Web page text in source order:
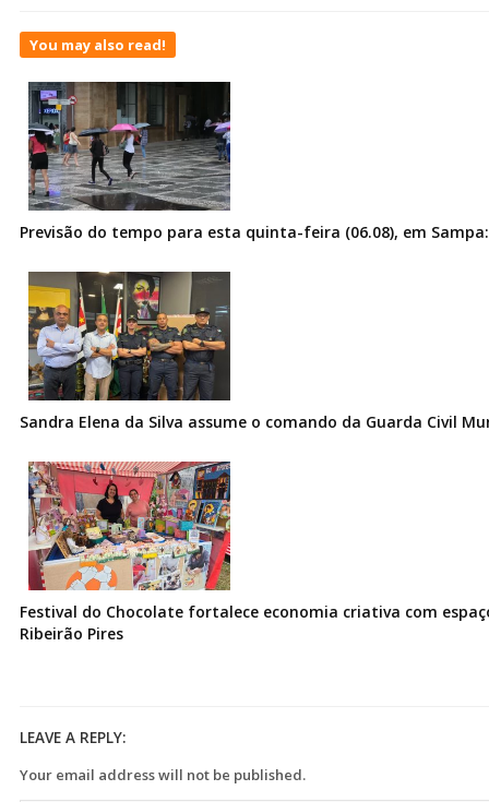
You may also read!
Previsão do tempo para esta quinta-feira (06.08), em
Sandra Elena da Silva assume o comando da Guarda Civil
Festival do Chocolate fortalece economia criativa com
Ribeirão Pires
LEAVE A REPLY:
Your email address will not be published.